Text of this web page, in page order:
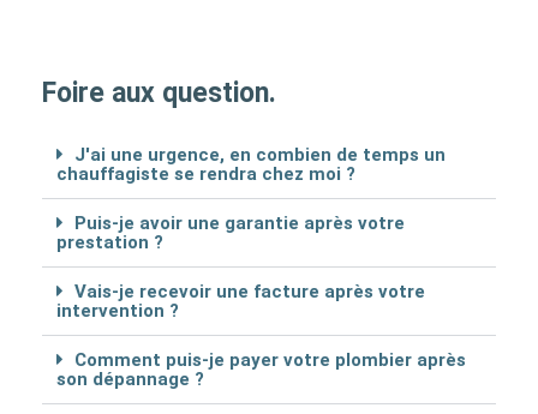
Foire aux question.
J'ai une urgence, en combien de temps un
chauffagiste se rendra chez moi ?
Puis-je avoir une garantie après votre
prestation ?
Vais-je recevoir une facture après votre
intervention ?
Comment puis-je payer votre plombier après
son dépannage ?